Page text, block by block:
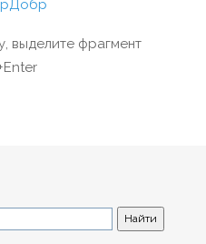
выделите фрагмент